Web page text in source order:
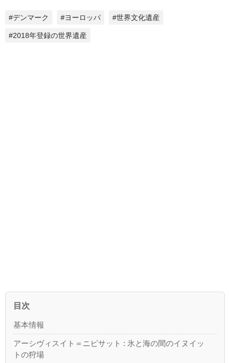
#デンマーク #ヨーロッパ #世界文化遺産
#2018年登録の世界遺産
目次
基本情報
アーシヴィスイト＝ニピサット : 氷と海の間のイヌイッ
トの狩場